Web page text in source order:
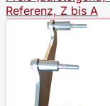
Referenz, Z bis A